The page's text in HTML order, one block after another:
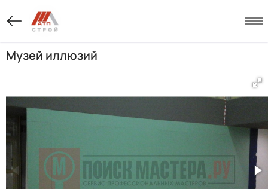
Музей иллюзий